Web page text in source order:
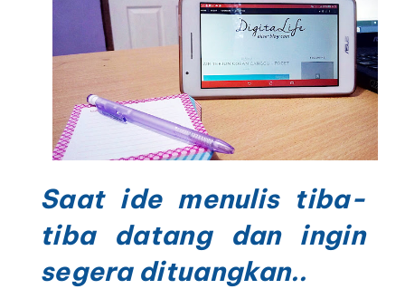
Saat ide menulis tiba-
tiba datang dan ingin
segera dituangkan..